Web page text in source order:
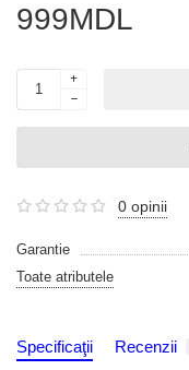
999MDL
0 opinii
Garantie
Toate atributele
Specificaţii Recenzii